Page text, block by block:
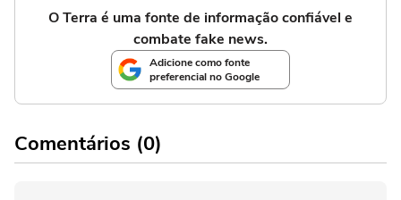
O Terra é uma fonte de informação confiável e
combate fake news.
Adicione como fonte
preferencial no Google
Comentários (0)